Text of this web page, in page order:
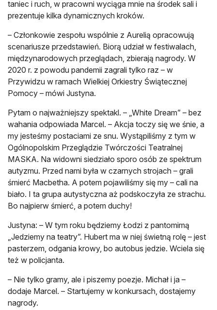
taniec i ruch, w pracowni wyciąga mnie na środek sali i
prezentuje kilka dynamicznych kroków.
– Członkowie zespołu wspólnie z Aurelią opracowują
scenariusze przedstawień. Biorą udział w festiwalach,
międzynarodowych przeglądach, zbierają nagrody. W
2020 r. z powodu pandemii zagrali tylko raz – w
Przywidzu w ramach Wielkiej Orkiestry Świątecznej
Pomocy – mówi Justyna.
Pytam o najważniejszy spektakl. – „White Dream” – bez
wahania odpowiada Marcel. – Akcja toczy się we śnie, a
my jesteśmy postaciami ze snu. Wystąpiliśmy z tym w
Ogólnopolskim Przeglądzie Twórczości Teatralnej
MASKA. Na widowni siedziało sporo osób ze spektrum
autyzmu. Przed nami była w czarnych strojach – grali
śmierć Macbetha. A potem pojawiliśmy się my – cali na
biało. I ta grupa autystyczna aż podskoczyła ze strachu.
Bo najpierw śmierć, a potem duchy!
Justyna: – W tym roku będziemy Łodzi z pantomimą
„Jedziemy na teatry”. Hubert ma w niej świetną rolę – jest
pasterzem, odgania krowy, bo autobus jedzie. Wciela się
też w policjanta.
– Nie tylko gramy, ale i piszemy poezje. Michał i ja –
dodaje Marcel. – Startujemy w konkursach, dostajemy
nagrody.